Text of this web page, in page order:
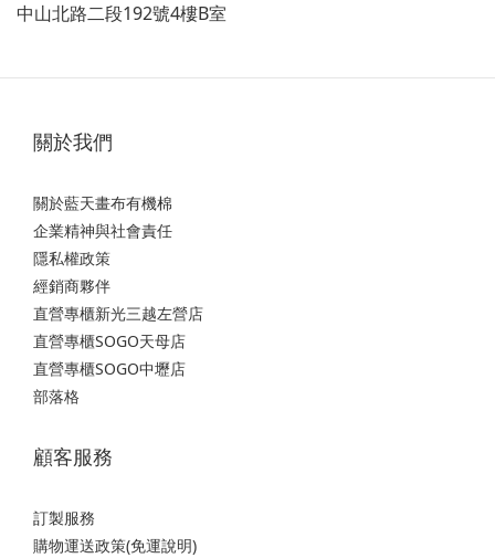
中山北路二段192號4樓B室
關於我們
關於藍天畫布有機棉
企業精神與社會責任
隱私權政策
經銷商夥伴
直營專櫃新光三越左營店
直營專櫃SOGO天母店
直營專櫃SOGO中壢店
部落格
顧客服務
訂製服務
購物運送政策(免運說明)